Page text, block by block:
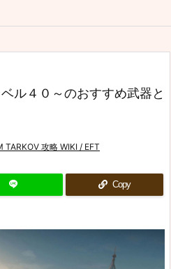
ル４０～のおすすめ武器と
TARKOV 攻略 WIKI / EFT
Copy